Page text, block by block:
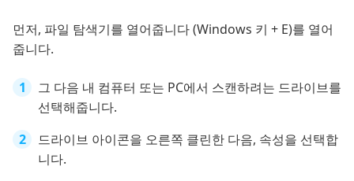
먼저, 파일 탐색기를 열어줍니다 (Windows 키 + E)를 열어
줍니다.
그 다음 내 컴퓨터 또는 PC에서 스캔하려는 드라이브를
선택해줍니다.
드라이브 아이콘을 오른쪽 클린한 다음, 속성을 선택합
니다.